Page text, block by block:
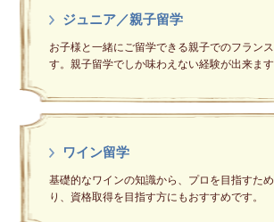
ジュニア／親子留学
お子様と一緒にご留学できる親子でのフラン
す。親子留学でしか味わえない経験が出来ます
ワイン留学
基礎的なワインの知識から、プロを目指すた
り、資格取得を目指す方にもおすすめです。